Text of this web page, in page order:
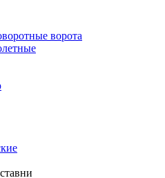
ворота